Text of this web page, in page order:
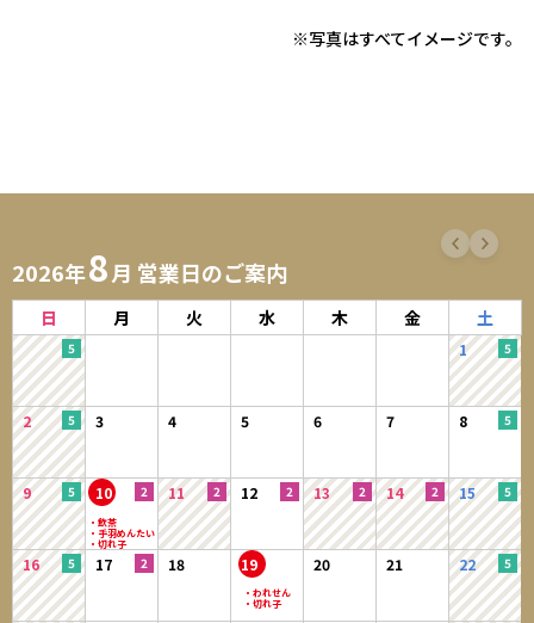
※写真はすべてイメージです。
2026年8月 営業日のご案内
日 月 火 水 木 金 土
1
2 3 4 5 6 7 8
9 10 11 12 13 14 15
16 17 18 19 20 21 22